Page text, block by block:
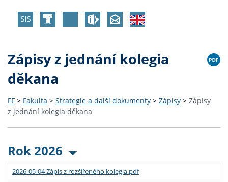
Zápisy z jednání kolegia
děkana
FF > Fakulta > Strategie a další dokumenty > Zápisy > Zápisy
z jednání kolegia děkana
Rok 2026
2026-05-04 Zápis z rozšířeného kolegia.pdf